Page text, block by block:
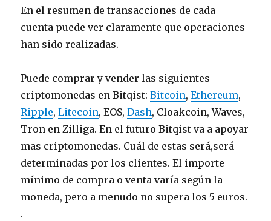
En el resumen de transacciones de cada
cuenta puede ver claramente que operaciones
han sido realizadas.
Puede comprar y vender las siguientes
criptomonedas en Bitqist:Bitcoin,Ethereum,
Ripple,Litecoin, EOS,Dash, Cloakcoin, Waves,
Tron en Zilliga. En el futuro Bitqist va a apoyar
mas criptomonedas. Cuál de estas será,será
determinadas por los clientes. El importe
mínimo de compra o venta varía según la
moneda, pero a menudo no supera los 5 euros.
.